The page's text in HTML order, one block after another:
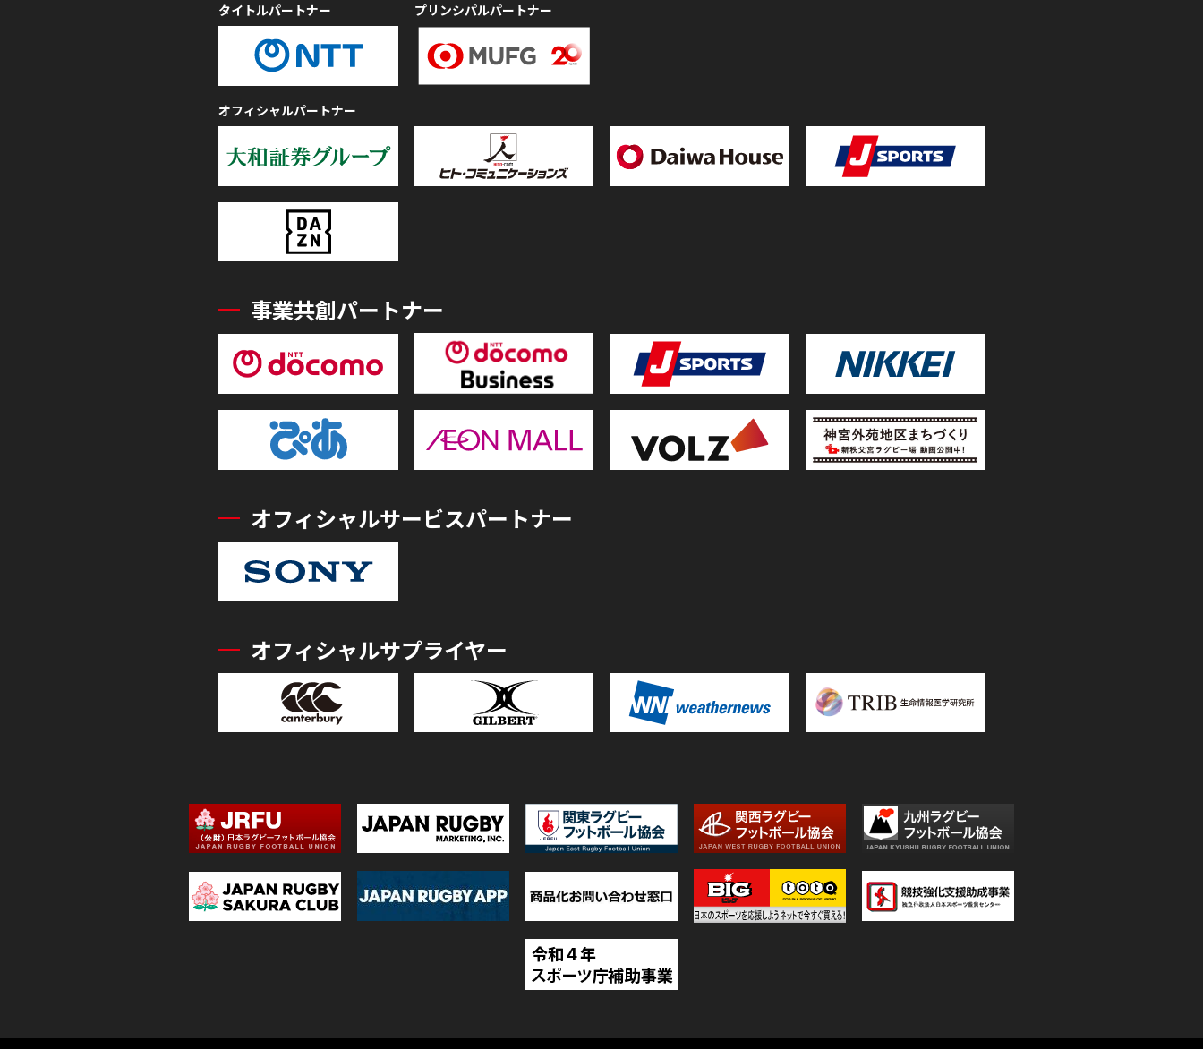
タイトルパートナー プリンシパルパートナー
オフィシャルパートナー
事業共創パートナー
オフィシャルサービスパートナー
オフィシャルサプライヤー